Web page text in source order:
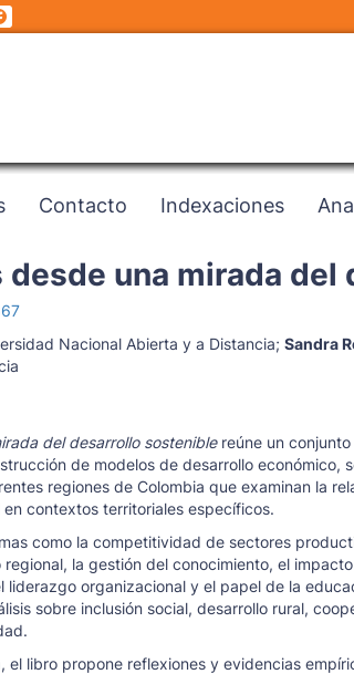
Contacto Indexaciones
desde una mirada
Nacional Abierta y a Distancia; Sandra
del desarrollo sosteniblereúne un
de modelos de desarrollo económico,
regiones de Colombia que examinan la
contextos territoriales específicos.
como la competitividad de sectores
la gestión del conocimiento, el
liderazgo organizacional y el papel de la
sobre inclusión social, desarrollo rural,
el libro propone reflexiones y evidencias